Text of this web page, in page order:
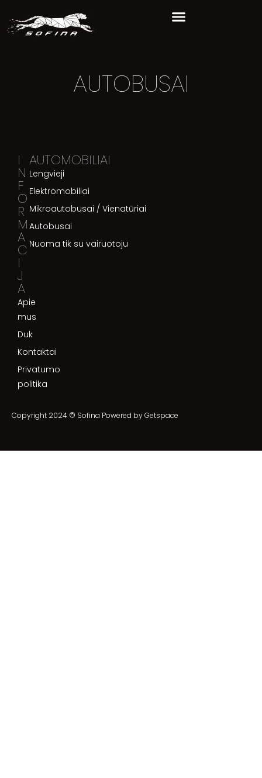
AUTOBUSAI
I
N
F
O
R
M
A
C
I
J
A
Apie
mus
Duk
Kontaktai
Privatumo
politika
AUTOMOBILIAI
Lengvieji
Elektromobiliai
Mikroautobusai / Vienatūriai
Autobusai
Nuoma tik su vairuotoju
Copyright 2024 © Sofina Powered byGetspace